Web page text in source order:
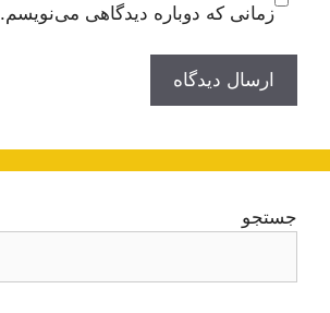
زمانی که دوباره دیدگاهی می‌نویسم.
جستجو